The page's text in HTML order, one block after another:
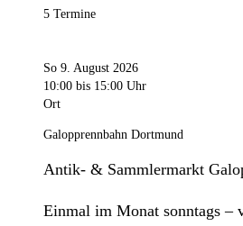
5 Termine
So 9. August 2026
10:00 bis 15:00 Uhr
Ort
Galopprennbahn Dortmund
Antik- & Sammlermarkt
Einmal im Monat sonntags –